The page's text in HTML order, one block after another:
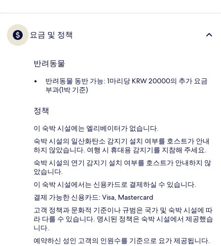
요금 및 정책
반려동물
반려동물 동반 가능: 1마리당 KRW 20000의 추가 요금
부과(1박 기준)
정책
이 숙박 시설에는 엘리베이터가 없습니다.
숙박 시설의 일산화탄소 감지기 설치 여부를 호스트가 안내
하지 않았습니다. 여행 시 휴대용 감지기를 지참해 주세요.
숙박 시설의 연기 감지기 설치 여부를 호스트가 안내하지 않
았습니다.
이 숙박 시설에서는 신용카드로 결제하실 수 있습니다.
결제 가능한 신용카드: Visa, Mastercard
고객 정책과 문화적 기준이나 규범은 국가 및 숙박 시설에 따
라 다를 수 있습니다. 명시된 정책은 숙박 시설에서 제공했습
니다.
예약하신 성인 고객의 인원수를 기준으로 요가 제공됩니다.